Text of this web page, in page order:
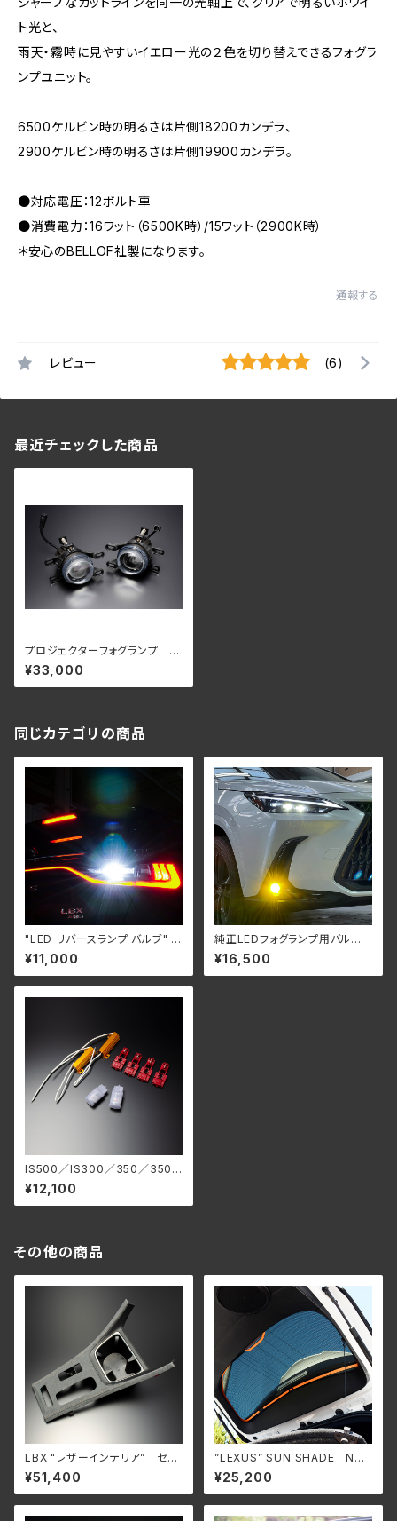
ト光と、
雨天・霧時に見やすいイエロー光の２色を切り替えできるフォグラ
ンプユニット。
6500ケルビン時の明るさは片側18200カンデラ、
2900ケルビン時の明るさは片側19900カンデラ。
●対応電圧：12ボルト車
●消費電力：16ワット（6500K時）/15ワット（2900K時）
＊安心のBELLOF社製になります。
通報する
レビュー (6)
最近チェックした商品
プロジェクターフォグランプ L
EXUS NX(20系)・RX(17系)・L
BX 用
¥33,000
同じカテゴリの商品
"LED リバースランプ バルブ" L
EXUS NX(20系)・LBX・UX 専
用
¥11,000
純正LEDフォグランプ用バル
ブ LEXUS UX・NX(20系)・R
X(17系)・LBX 用
¥16,500
IS500／IS300／350／350h
2021y〜 LEDウインカーバ
ルブキット
¥12,100
その他の商品
LBX "レザーインテリア” セン
ターコンソールパネル
¥51,400
”LEXUS” SUN SHADE NX2
00t/300/300h用 (AGZ10/AY
Z10系)
¥25,200